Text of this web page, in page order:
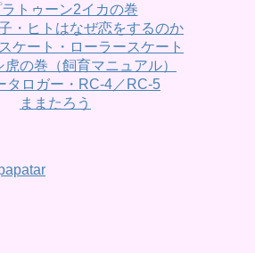
ラトゥーン2イカの巻
・ヒトはなぜ恋をするのか
ケート・ローラースケート
虎の巻（飼育マニュアル）
タロガー・RC-4／RC-5
ままたろう